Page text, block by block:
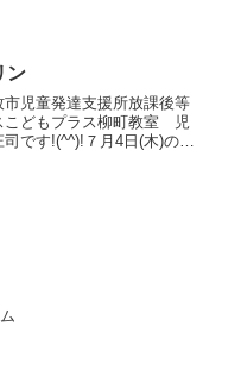
ン
市児童発達支援所放課後等
こどもプラス柳町教室 児
です!(^^)!７月4日(木)の集